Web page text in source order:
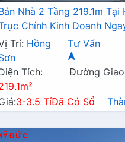
Nhà 2 Tầng 219.1m Tại
Chính Kinh Doanh
Các Cấp
Trí: Hồng
Tư Vấn
Tích:
Đường
3-3.5 TỉĐã Có Sổ
ĐỨC